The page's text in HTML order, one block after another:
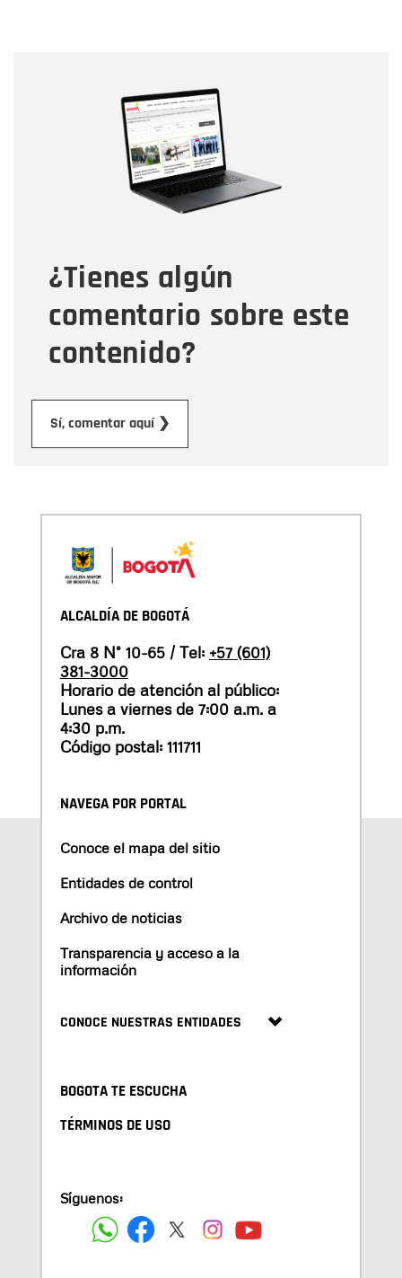
¿Tienes algún
comentario sobre este
contenido?
Sí, comentar aquí ❯
Correo electrónico
Tipo de comentario
Mensaje
ALCALDÍA DE BOGOTÁ
Cra 8 N° 10-65 / Tel: +57 (601)
381-3000
Horario de atención al público:
Lunes a viernes de 7:00 a.m. a
4:30 p.m.
Código postal: 111711
NAVEGA POR PORTAL
Conoce el mapa del sitio
Entidades de control
Archivo de noticias
Transparencia y acceso a la
información
CONOCE NUESTRAS ENTIDADES
BOGOTA TE ESCUCHA
TÉRMINOS DE USO
Síguenos: